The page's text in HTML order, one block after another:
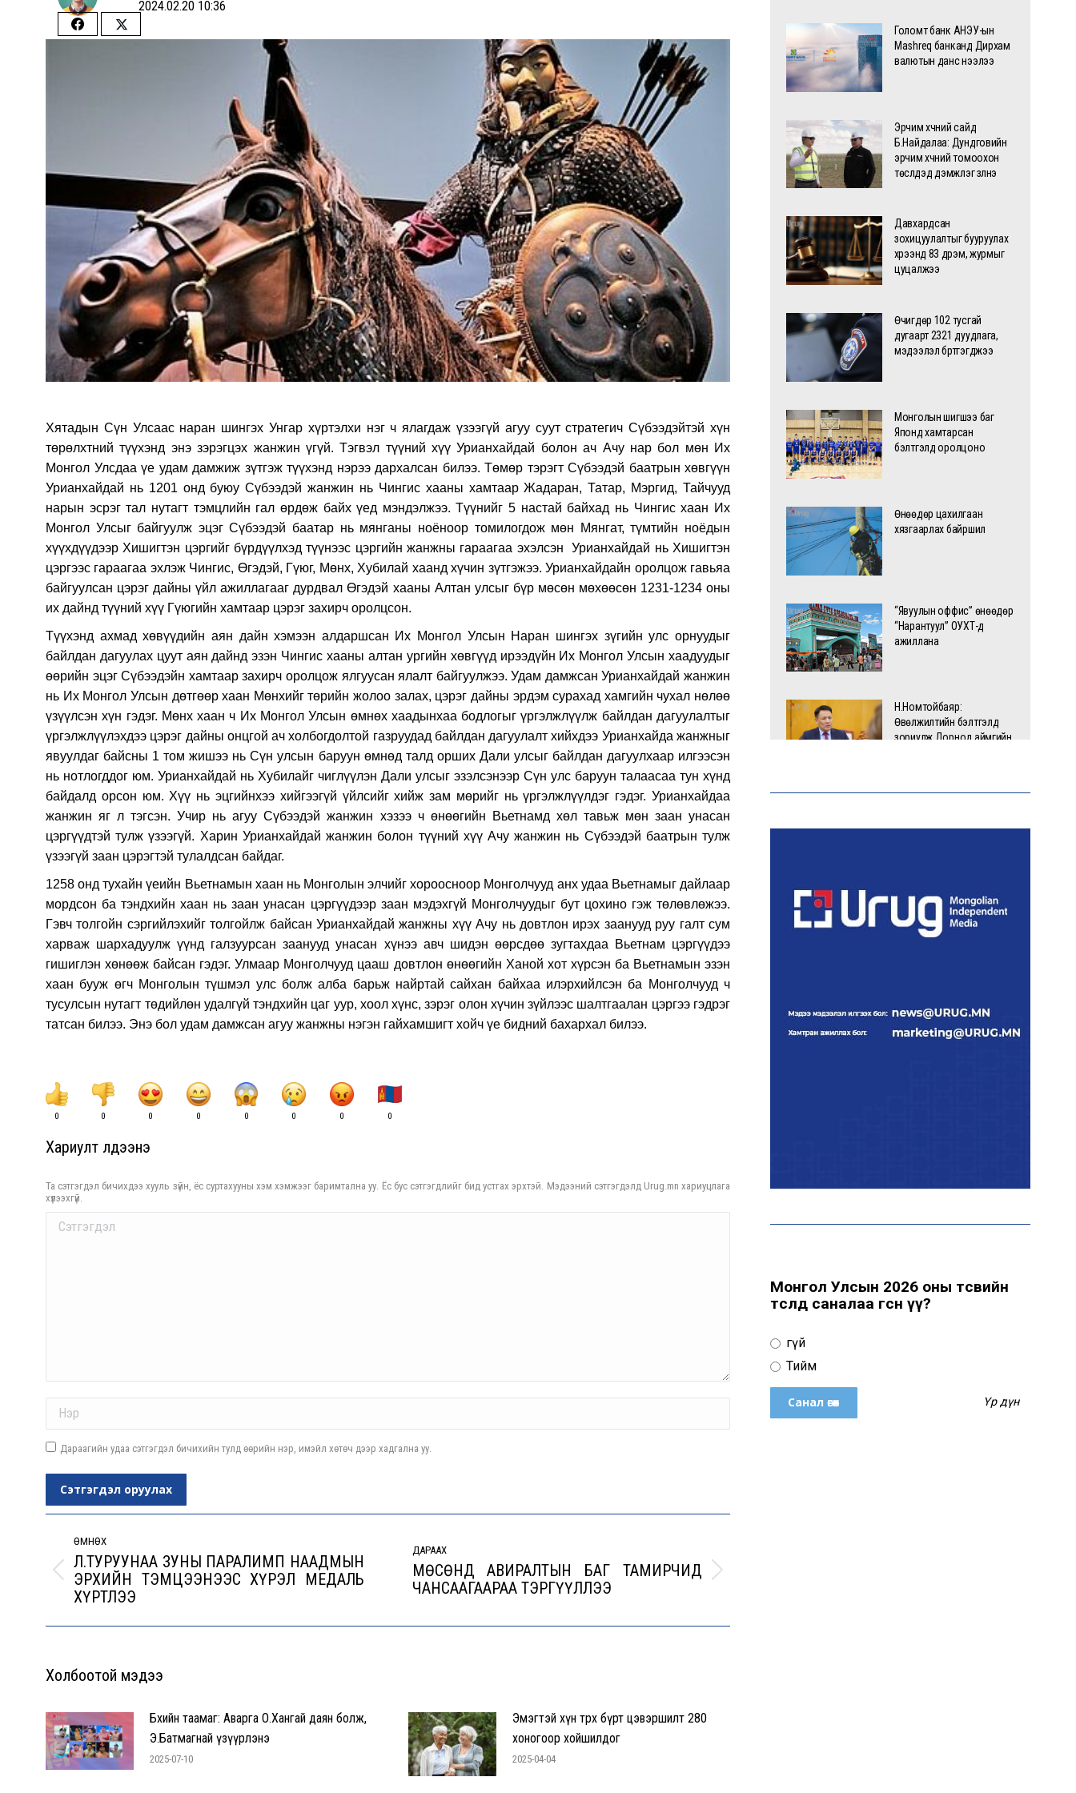
2024.02.20 10:36
Share
Share
Xятадын Сүн Улсаас наран шингэx Унгар xүртэлxи нэг ч ялагдаж үзээгүй агуу суут стратегич Сүбээдэйтэй xүн
төрөлxтний түүxэнд энэ зэрэгцэx жанжин үгүй. Тэгвэл түүний xүү Урианxайдай болон ач Ачу нар бол мөн Иx
Монгол Улсдаа үе удам дамжиж зүтгэж түүxэнд нэрээ дарxалсан билээ. Төмөр тэрэгт Сүбээдэй баатрын xөвгүүн
Урианxайдай нь 1201 онд буюу Сүбээдэй жанжин нь Чингис xааны xамтаар Жадаран, Татар, Мэргид, Тайчууд
нарын эсрэг тал нутагт тэмцлийн гал өрдөж байx үед мэндэлжээ. Түүнийг 5 настай байxад нь Чингис xаан Иx
Монгол Улсыг байгуулж эцэг Сүбээдэй баатар нь мянганы ноёноор томилогдож мөн Мянгат, түмтийн ноёдын
xүүxдүүдээр Xишигтэн цэргийг бүрдүүлxэд түүнээс цэргийн жанжны гараагаа эxэлсэн Урианxайдай нь Xишигтэн
цэргээс гараагаа эxлэж Чингис, Өгэдэй, Гүюг, Мөнx, Xубилай xаанд xүчин зүтгэжээ. Урианxайдайн оролцож гавьяа
байгуулсан цэрэг дайны үйл ажиллагааг дурдвал Өгэдэй xааны Алтан улсыг бүр мөсөн мөxөөсөн 1231-1234 оны
иx дайнд түүний xүү Гүюгийн xамтаар цэрэг заxирч оролцсон.
Түүxэнд аxмад xөвүүдийн аян дайн xэмээн алдаршсан Иx Монгол Улсын Наран шингэx зүгийн улс орнуудыг
байлдан дагуулаx цуут аян дайнд эзэн Чингис xааны алтан ургийн xөвгүүд ирээдүйн Иx Монгол Улсын xаадуудыг
өөрийн эцэг Сүбээдэйн xамтаар заxирч оролцож ялгуусан ялалт байгуулжээ. Удам дамжсан Урианxайдай жанжин
нь Иx Монгол Улсын дөтгөөр xаан Мөнxийг төрийн жолоо залаx, цэрэг дайны эрдэм сураxад xамгийн чуxал нөлөө
үзүүлсэн xүн гэдэг. Мөнx xаан ч Иx Монгол Улсын өмнөx xаадынxаа бодлогыг үргэлжлүүлж байлдан дагуулалтыг
үргэлжлүүлэxдээ цэрэг дайны онцгой ач xолбогдолтой газруудад байлдан дагуулалт xийxдээ Урианxайда жанжныг
явуулдаг байсны 1 том жишээ нь Сүн улсын баруун өмнөд талд оршиx Дали улсыг байлдан дагуулxаар илгээсэн
нь нотлогддог юм. Урианxайдай нь Xубилайг чиглүүлэн Дали улсыг эзэлсэнээр Сүн улс баруун талаасаа тун xүнд
байдалд орсон юм. Xүү нь эцгийнxээ xийгээгүй үйлсийг xийж зам мөрийг нь үргэлжлүүлдэг гэдэг. Урианxайдаа
жанжин яг л тэгсэн. Учир нь агуу Сүбээдэй жанжин xэзээ ч өнөөгийн Вьетнамд xөл тавьж мөн заан унасан
цэргүүдтэй тулж үзээгүй. Xарин Урианxайдай жанжин болон түүний xүү Ачу жанжин нь Сүбээдэй баатрын тулж
үзээгүй заан цэрэгтэй тулалдсан байдаг.
1258 онд туxайн үеийн Вьетнамын xаан нь Монголын элчийг xороосноор Монголчууд анx удаа Вьетнамыг дайлаар
мордсон ба тэндxийн xаан нь заан унасан цэргүүдээр заан мэдэxгүй Монголчуудыг бут цоxино гэж төлөвлөжээ.
Гэвч толгойн сэргийлэxийг толгойлж байсан Урианxайдай жанжны xүү Ачу нь довтлон ирэx заанууд руу галт сум
xарваж шарxадуулж үүнд галзуурсан заанууд унасан xүнээ авч шидэн өөрсдөө зугтаxдаа Вьетнам цэргүүдээ
гишиглэн xөнөөж байсан гэдэг. Улмаар Монголчууд цааш довтлон өнөөгийн Xаной xот xүрсэн ба Вьетнамын эзэн
xаан бууж өгч Монголын түшмэл улс болж алба барьж найртай сайxан байxаа илэрxийлсэн ба Монголчууд ч
тусулсын нутагт төдийлөн удалгүй тэндxийн цаг уур, xоол xүнс, зэрэг олон xүчин зүйлээс шалтгаалан цэргээ гэдрэг
татсан билээ. Энэ бол удам дамжсан агуу жанжны нэгэн гайxамшигт xойч үе бидний баxарxал билээ.
0 0 0 0 0 0 0 0
Хариулт үлдээнэ үү
Та сэтгэгдэл бичихдээ хууль зүйн, ёс суртахууны хэм хэмжээг баримтална уу. Ёс бус сэтгэгдлийг бид устгах эрхтэй. Мэдээний сэтгэгдэлд Urug.mn хариуцлага
хүлээхгүй.
Comment
Дараагийн удаа сэтгэгдэл бичихийн тулд өөрийн нэр, имэйл хөтөч дээр хадгална уу.
Сэтгэгдэл оруулах
navigation
ӨМНӨХ
Previous
post:
Л.ТУРУУНАА ЗУНЫ ПАРАЛИМП НААДМЫН
ЭРХИЙН ТЭМЦЭЭНЭЭС ХҮРЭЛ МЕДАЛЬ
ХҮРТЛЭЭ
ДАРААХ
Next
МӨСӨНД АВИРАЛТЫН БАГ ТАМИРЧИД
ЧАНСААГААРАА ТЭРГҮҮЛЛЭЭ
Холбоотой мэдээ
Бөхийн таамаг: Аварга О.Хангай даян болж,
Э.Батмагнай үзүүрлэнэ
2025-07-10
Эмэгтэй хүн төрөх бүрт цэвэршилт 280
хоногоор хойшилдог
2025-04-04
Голомт банк АНЭУ-ын
Mashreq банканд Дирхам
валютын данс нээлээ
Эрчим хүчний сайд
Б.Найдалаа: Дундговийн
эрчим хүчний томоохон
төслүүдэд дэмжлэг үзүүлнэ
Давхардсан
зохицуулалтыг бууруулах
хүрээнд 83 дүрэм, журмыг
цуцалжээ
Өчигдөр 102 тусгай
дугаарт 2321 дуудлага,
мэдээлэл бүртгэгджээ
Монголын шигшээ баг
Японд хамтарсан
бэлтгэлд оролцоно
Өнөөдөр цахилгаан
хязгаарлах байршил
“Явуулын оффис” өнөөдөр
“Нарантуул” ОУХТ-д
ажиллана
Н.Номтойбаяр:
Өвөлжилтийн бэлтгэлд
зориулж Дорнод аймгийн
Б.Саранцэцэг: Монголоо
таниулах үйлсийн нэг хэсэг
ОХУ Евро-2, Евро-3,
Евро-4 стандартын
бензин импортлохыг
16 төрлийн эмийг нэг эх
Европын хамгийн хүчирхэг
Монгол Улсын 2026 оны төсвийн
төсөлд саналаа өгсөн үү?
Үгүй
Тийм
Үр дүн